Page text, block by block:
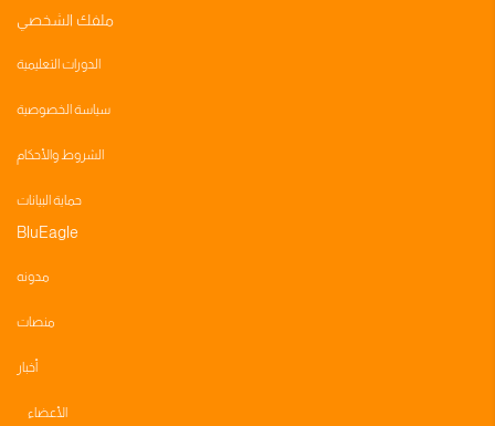
ملفك الشخصي
الدورات التعليمية
سياسة الخصوصية
الشروط والأحكام
حماية البيانات
BluEagle
مدونه
منصات
أخبار
الأعضاء